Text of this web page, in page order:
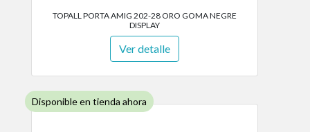
TOPALL PORTA AMIG 202-28 ORO GOMA NEGRE
DISPLAY
Ver detalle
Disponible en tienda ahora